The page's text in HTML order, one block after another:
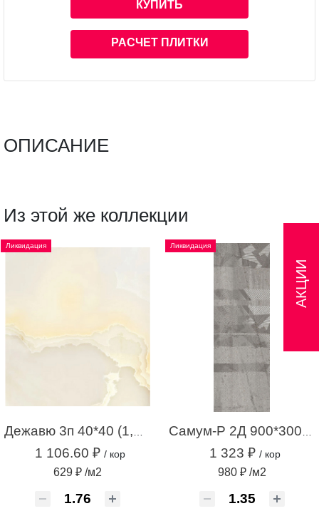
КУПИТЬ
РАСЧЕТ ПЛИТКИ
ОПИСАНИЕ
Из этой же коллекции
Ликвидация
Дежавю 3п 40*40 (1,76м.кв.)
1 106.60 ₽ / кор
629 ₽ /м2
Ликвидация
Самум-Р 2Д 900*300 серый (1,35 м.кв.)
1 323 ₽ / кор
980 ₽ /м2
АКЦИИ